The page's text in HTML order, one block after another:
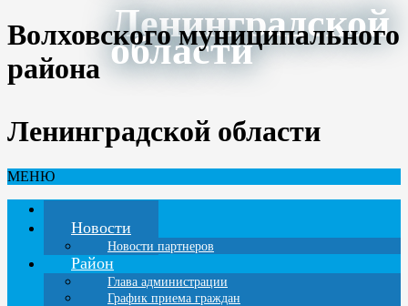
Ленинградской
области
Волховского муниципального
района
Ленинградской области
МЕНЮ
Новости
Новости партнеров
Район
Глава администрации
График приема граждан